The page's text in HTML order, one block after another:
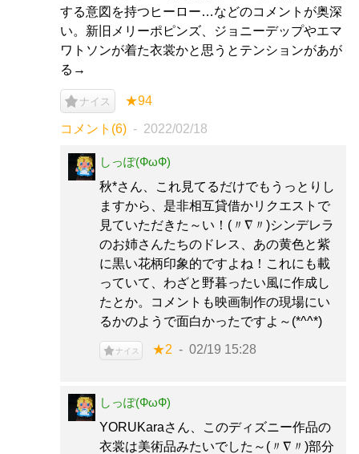
する意図を持つヒーロー…などのコメントが奥深
い。新旧メリーポピンズ、ジョニーデップやエマ
ワトソンが着た衣裳かと思うとテンションがあが
る→
ナイス ★94
コメント(6) 2022/02/18
しっぽ(ФωФ)
秋*さん、これ見てるだけでもうっとりし
ますから、是非相互貸借かリクエストで
見ていただきた～い！(〃∇〃)シンデレラ
のお姉さんたちのドレス、あの黄色と紫
に黒い花柄印象的ですよね！これにも載
っていて、わざと野暮ったい風に作成し
たとか。コメントも映画制作の現場にい
るかのようで面白かったですよ～(*^^*)
ナイス ★2 02/19 15:28
しっぽ(ФωФ)
YORUKaraさん、このディズニー作品の
衣裳は美術品みたいでした～(〃∇〃)部分